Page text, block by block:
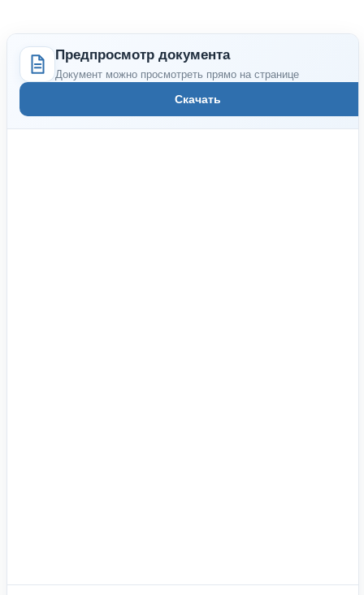
Предпросмотр документа
Документ можно просмотреть прямо на странице
Скачать